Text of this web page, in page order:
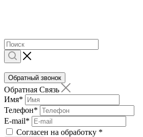
Обратный звонок
Обратная Связь
Имя*
Телефон*
E-mail*
Согласен на обработку *